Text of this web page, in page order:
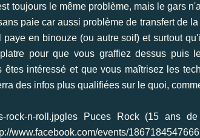
toujours le même problème, mais le gars
paie car aussi problème de transfert de
paye en binouze (ou autre soif) et surtout
pour que vous graffiez dessus puis
êtes intéressé et que vous maîtrisez les
des infos plus qualifiées sur le quoi,
les Puces Rock (15 ans
www.facebook.com/events/